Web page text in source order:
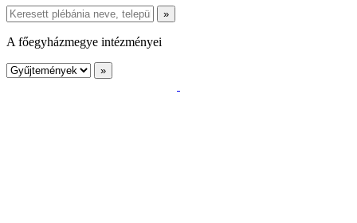
A főegyházmegye intézményei